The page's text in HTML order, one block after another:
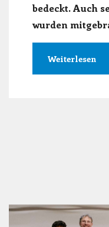
bedeckt. Auch
wurden
Weiterlesen